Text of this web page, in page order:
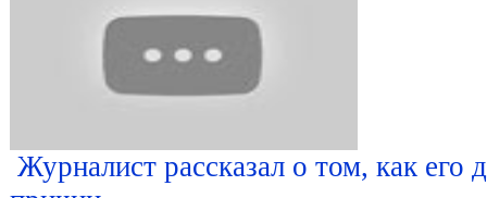
Журналист рассказал о том, как его